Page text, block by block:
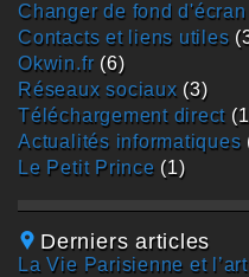
changer de fond d'écran
contacts et liens utiles
okwin.fr (6)
réseaux sociaux (3)
téléchargement direct
actualités informatiques
Le Petit Prince (1)
Derniers articles
La Vie Parisienne et l’art incomparable de Chéri